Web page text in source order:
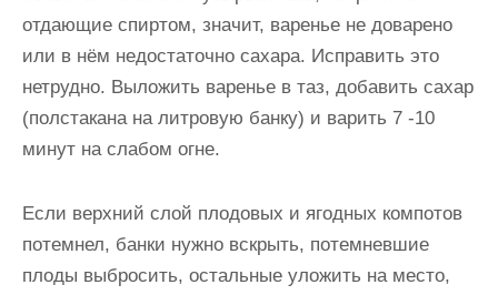
отдающие спиртом, значит, варенье не доварено
или в нём недостаточно сахара. Исправить это
нетрудно. Выложить варенье в таз, добавить сахар
(полстакана на литровую банку) и варить 7 -10
минут на слабом огне.
Если верхний слой плодовых и ягодных компотов
потемнел, банки нужно вскрыть, потемневшие
плоды выбросить, остальные уложить на место,